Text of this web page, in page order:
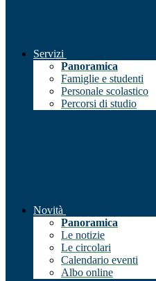
Servizi
Panoramica
Famiglie e studenti
Personale scolastico
Percorsi di studio
Novità
Panoramica
Le notizie
Le circolari
Calendario eventi
Albo online